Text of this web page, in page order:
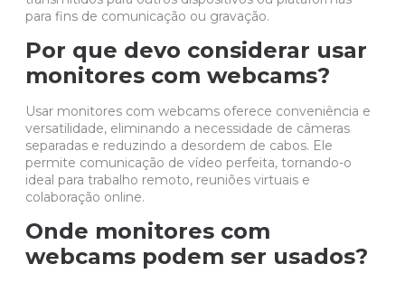
para fins de comunicação ou gravação.
Por que devo considerar usar
monitores com webcams?
Usar monitores com webcams oferece conveniência e
versatilidade, eliminando a necessidade de câmeras
separadas e reduzindo a desordem de cabos. Ele
permite comunicação de vídeo perfeita, tornando-o
ideal para trabalho remoto, reuniões virtuais e
colaboração online.
Onde monitores com
webcams podem ser usados?